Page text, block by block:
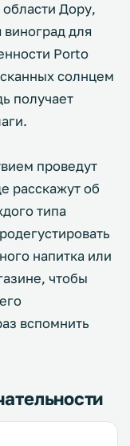
Дору,
для
Porto
солнцем
получает
проведут
расскажут об
типа
напитка или
чтобы
вспомнить